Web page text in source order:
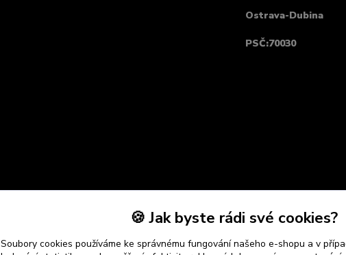
Ostrava-Dubina
PSČ:70030
🍪 Jak byste rádi své cookies?
Soubory cookies používáme ke správnému fungování našeho e-shopu a v